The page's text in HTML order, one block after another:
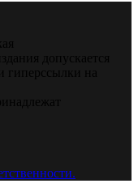
допускается
гиперссылки на